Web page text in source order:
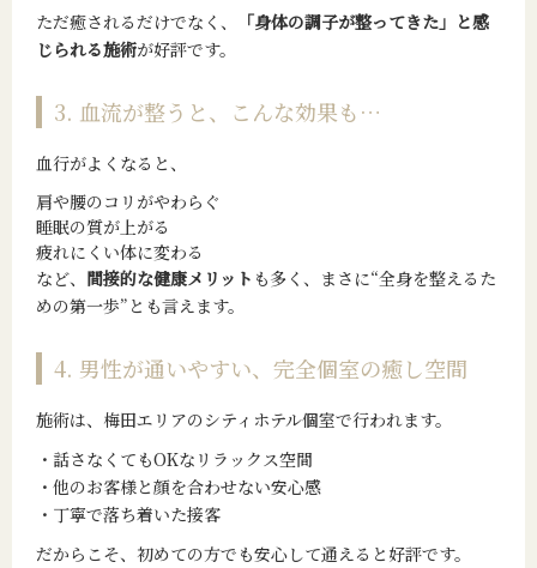
ただ癒されるだけでなく、
「身体の調子が整ってきた」と感
じられる施術が好評です。
3. 血流が整うと、こんな効果も…
血行がよくなると、
肩や腰のコリがやわらぐ
睡眠の質が上がる
疲れにくい体に変わる
など、 間接的な健康メリット も多く、まさに“全身を整えるた
めの第一歩”とも言えます。
4. 男性が通いやすい、完全個室の癒し空間
施術は、梅田エリアのシティホテル個室で行われます。
・話さなくてもOKなリラックス空間
・他のお客様と顔を合わせない安心感
・丁寧で落ち着いた接客
だからこそ、初めての方でも安心して通えると好評です。